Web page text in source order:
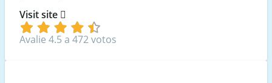
Visit site
Avalie 4.5 a 472 votos